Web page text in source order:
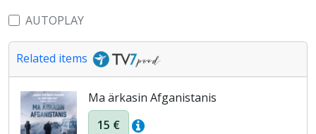
AUTOPLAY
Related items
Ma ärkasin Afganistanis
15 €